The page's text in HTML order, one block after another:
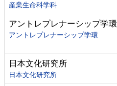
産業生命科学科
アントレプレナーシップ学環
アントレプレナーシップ学環
日本文化研究所
日本文化研究所